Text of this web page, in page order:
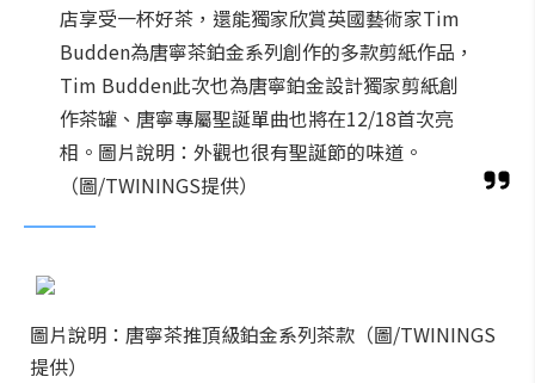
店享受一杯好茶，還能獨家欣賞英國藝術家Tim
Budden為唐寧茶鉑金系列創作的多款剪紙作品，
Tim Budden此次也為唐寧鉑金設計獨家剪紙創
作茶罐、唐寧專屬聖誕單曲也將在12/18首次亮
相。圖片說明：外觀也很有聖誕節的味道。
（圖/TWININGS提供）
圖片說明：唐寧茶推頂級鉑金系列茶款（圖/TWININGS
提供）